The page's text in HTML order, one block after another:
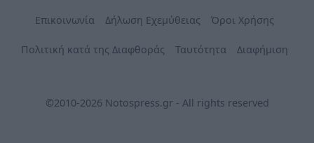
Επικοινωνία Δήλωση Εχεμύθειας Όροι Χρήσης
Πολιτική κατά της Διαφθοράς Ταυτότητα Διαφήμιση
©2010-2026 Notospress.gr - All rights reserved